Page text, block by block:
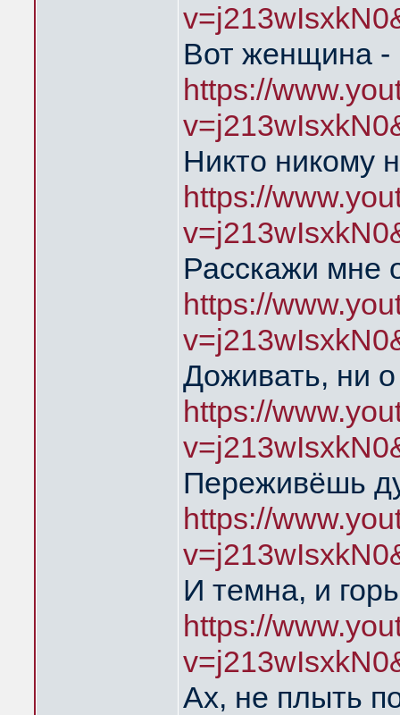
Вот женщина -
https://
Никто никому
https://
Расскажи мне
https://
Доживать, ни
https://
Переживёшь
https://
И темна, и
https://
Ах, не плыть